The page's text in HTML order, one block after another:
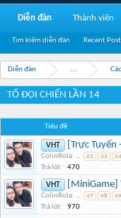
Diễn đàn ...
TỔ ĐỘI CHIẾN LẦN 14
Tiêu đề
VHT [Trực
ColinRola ... 22 23 24
Trả lời: 470
VHT [MiniGame]
ColinRola ... 47 48 49
Trả lời: 970
Diễn đàn
Tìm kiếm diễn đàn Recent
Thành viên